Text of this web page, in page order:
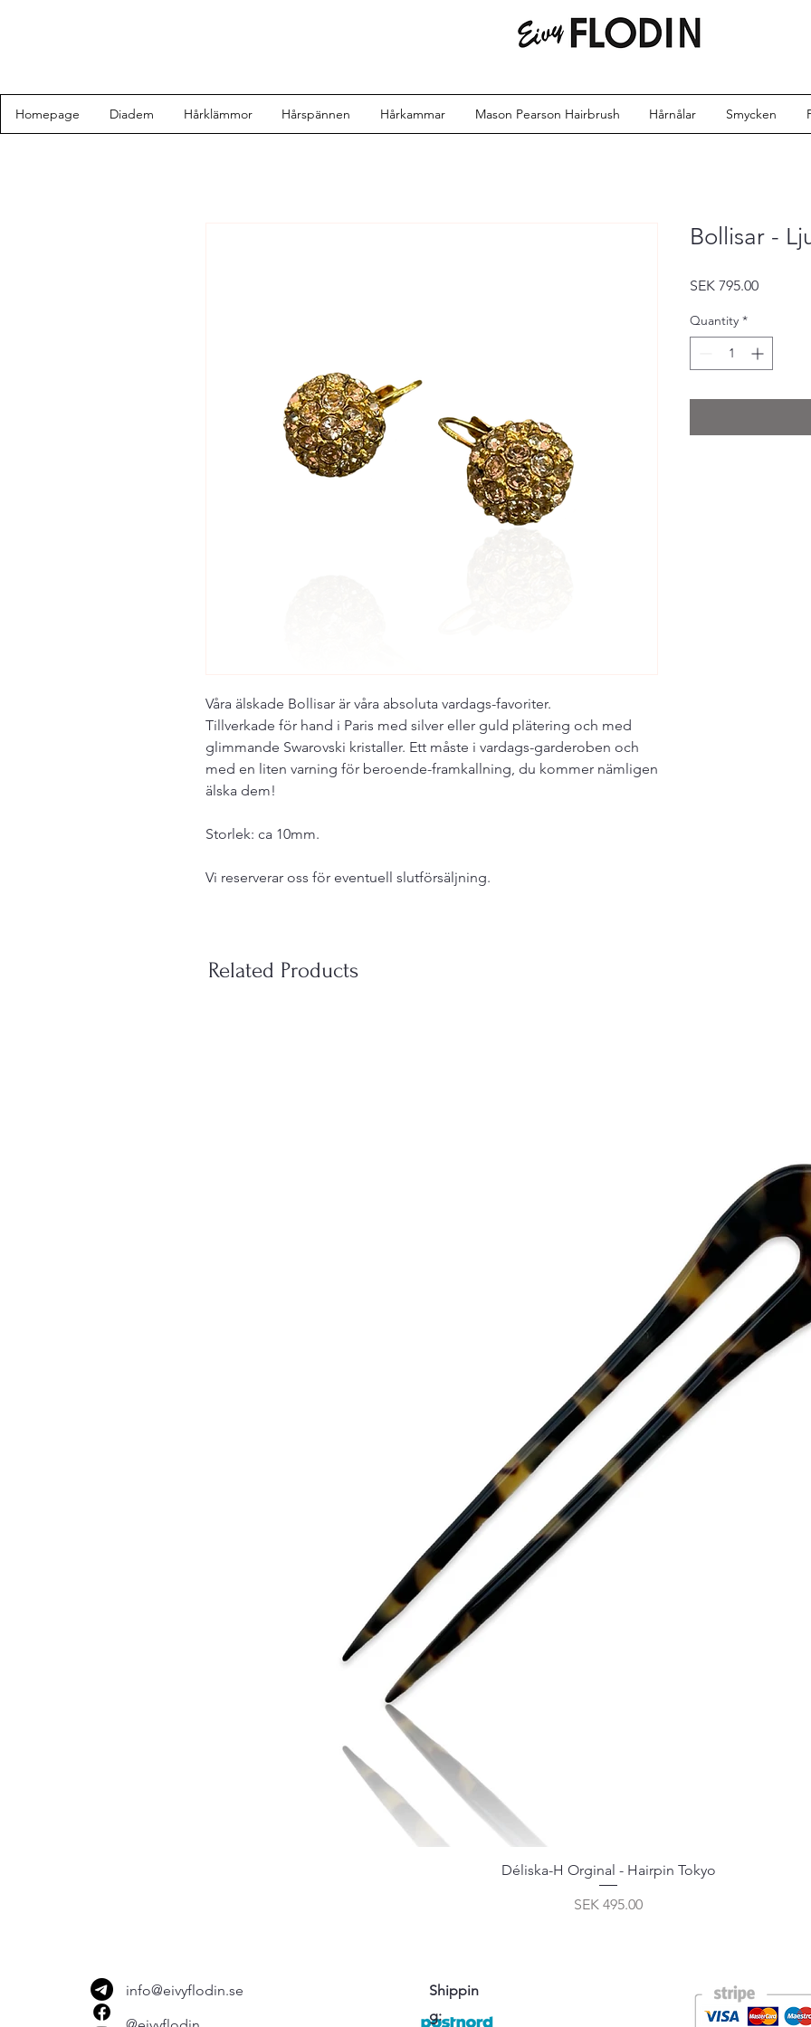
Våra älskade Bollisar är våra absoluta vardags-favoriter.
Tillverkade för hand i Paris med silver eller guld plätering och med
glimmande Swarovski kristaller. Ett måste i vardags-garderoben och
med en liten varning för beroende-framkallning, du kommer nämligen
älska dem!
Storlek: ca 10mm.
Vi reserverar oss för eventuell slutförsäljning.
Bollisar -
SEK 795.00Price
Quantity *
Related Products
Déliska-H Orginal - Hairpin Tokyo
Price
SEK 495.00
Homepage Diadem Hårklämmor Hårspännen Hårkammar Mason Pearson Hairbrush Hårnålar Smycken
info@eivyflodin.se
Shippin
g: